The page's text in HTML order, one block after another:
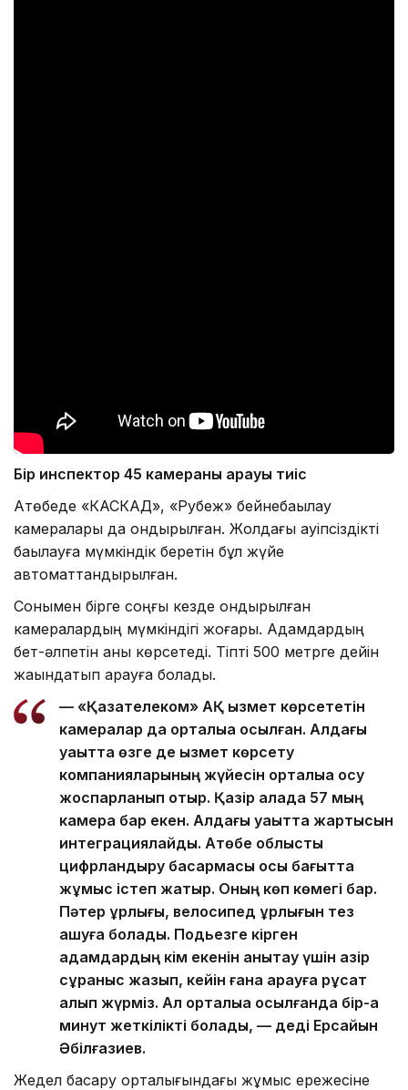
Бір инспектор 45 камераны қарауы тиіс
Ақтөбеде «КАСКАД», «Рубеж» бейнебақылау
камералары да қондырылған. Жолдағы қауіпсіздікті
бақылауға мүмкіндік беретін бұл жүйе
автоматтандырылған.
Сонымен бірге соңғы кезде қондырылған
камералардың мүмкіндігі жоғары. Адамдардың
бет-әлпетін анық көрсетеді. Тіпті 500 метрге дейін
жақындатып қарауға болады.
— «Қазақтелеком» АҚ қызмет көрсететін
камералар да орталыққа қосылған. Алдағы
уақытта өзге де қызмет көрсету
компанияларының жүйесін орталыққа қосу
жоспарланып отыр. Қазір қалада 57 мың
камера бар екен. Алдағы уақытта жартысын
интеграциялайды. Ақтөбе облыстық
цифрландыру басқармасы осы бағытта
жұмыс істеп жатыр. Оның көп көмегі бар.
Пәтер ұрлығы, велосипед ұрлығын тез
ашуға болады. Подьезге кірген
адамдардың кім екенін анықтау үшін қазір
сұраныс жазып, кейін ғана қарауға рұқсат
алып жүрміз. Ал орталыққа қосылғанда бір-ақ
минут жеткілікті болады, — деді Ерсайын
Әбілғазиев.
Жедел басқару орталығындағы жұмыс ережесіне